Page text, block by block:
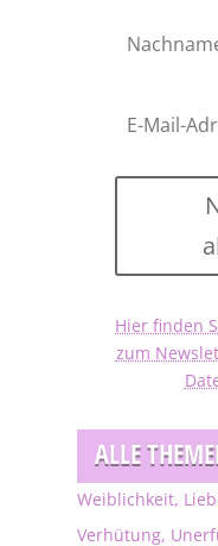
Hier finden
zum
ALLE
Weiblichkeit,
Verhütung,